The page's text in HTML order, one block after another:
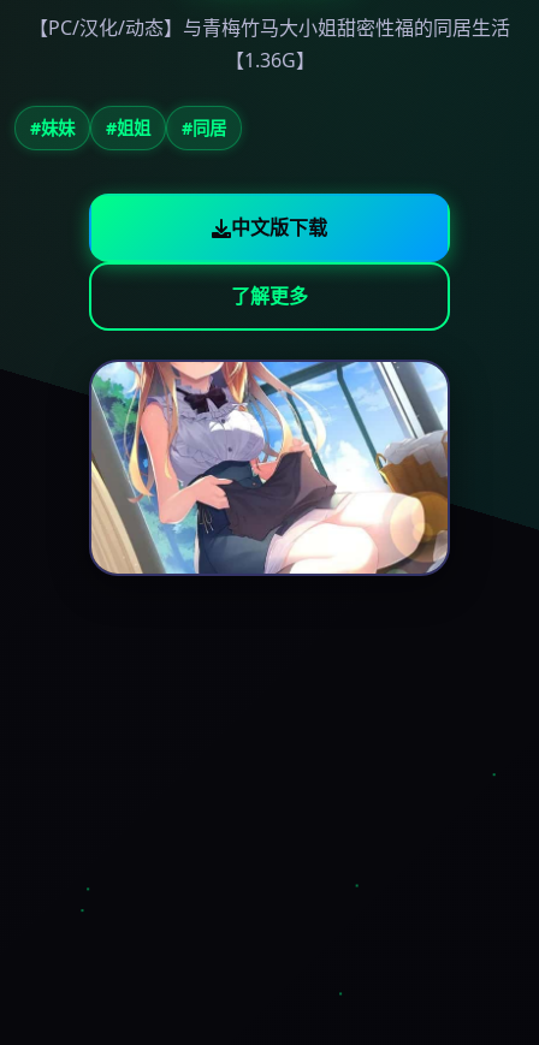
【PC/汉化/动态】与青梅竹马大小姐甜密性福的同居生活
【1.36G】
#妹妹 #姐姐 #同居
中文版下载
了解更多